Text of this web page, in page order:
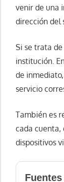
venir de una
dirección del
Si se trata
institución.
de
servicio
También es
cada cuenta,
dispositivos